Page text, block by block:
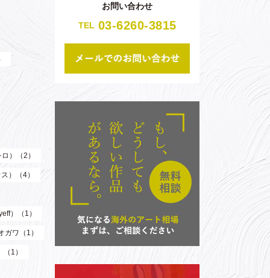
）（2）
）（4）
）（1）
ガワ（1）
1）
お問い合わせ
TEL 03-6260-3815